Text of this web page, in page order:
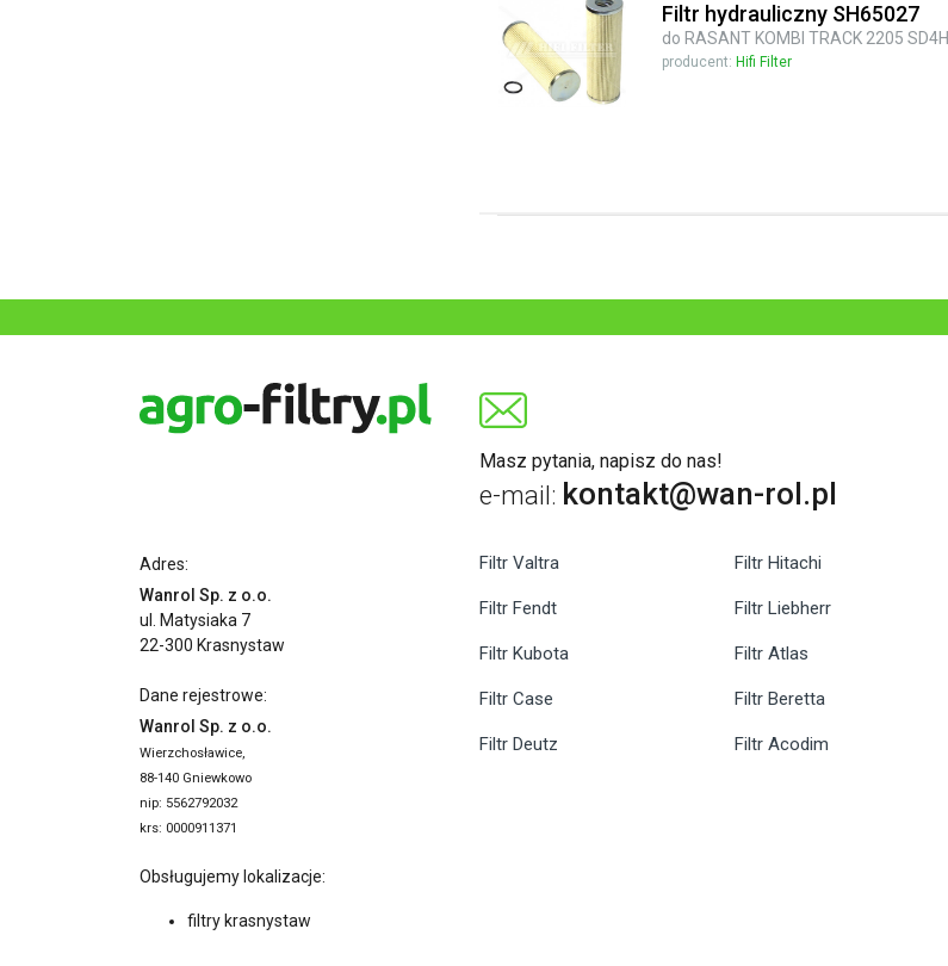
Filtr hydrauliczny SH65027
do RASANT KOMBI TRACK 2205 SD4H
producent: Hifi Filter
Masz pytania, napisz do nas!
e-mail: kontakt@wan-rol.pl
Adres:
Wanrol Sp. z o.o.
ul. Matysiaka 7
22-300 Krasnystaw
Dane rejestrowe:
Wanrol Sp. z o.o.
Wierzchosławice,
88-140 Gniewkowo
nip: 5562792032
krs: 0000911371
Obsługujemy lokalizacje:
filtry krasnystaw
Filtr Valtra
Filtr Fendt
Filtr Kubota
Filtr Case
Filtr Deutz
Filtr Hitachi
Filtr Liebherr
Filtr Atlas
Filtr Beretta
Filtr Acodim